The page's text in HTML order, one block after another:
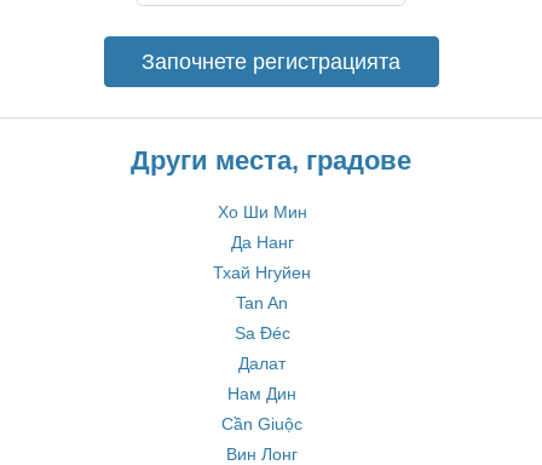
Започнете регистрацията
Други места, градове
Хо Ши Мин
Да Нанг
Тхай Нгуйен
Tan An
Sa Đéc
Далат
Нам Дин
Cần Giuộc
Вин Лонг